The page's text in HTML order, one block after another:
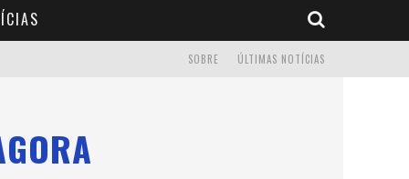
ÚLTIMAS NOTÍCIAS
SOBRE